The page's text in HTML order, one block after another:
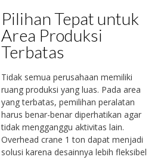
Pilihan Tepat untuk
Area Produksi
Terbatas
Tidak semua perusahaan memiliki
ruang produksi yang luas. Pada area
yang terbatas, pemilihan peralatan
harus benar-benar diperhatikan agar
tidak mengganggu aktivitas lain.
Overhead crane 1 ton dapat menjadi
solusi karena desainnya lebih fleksibel